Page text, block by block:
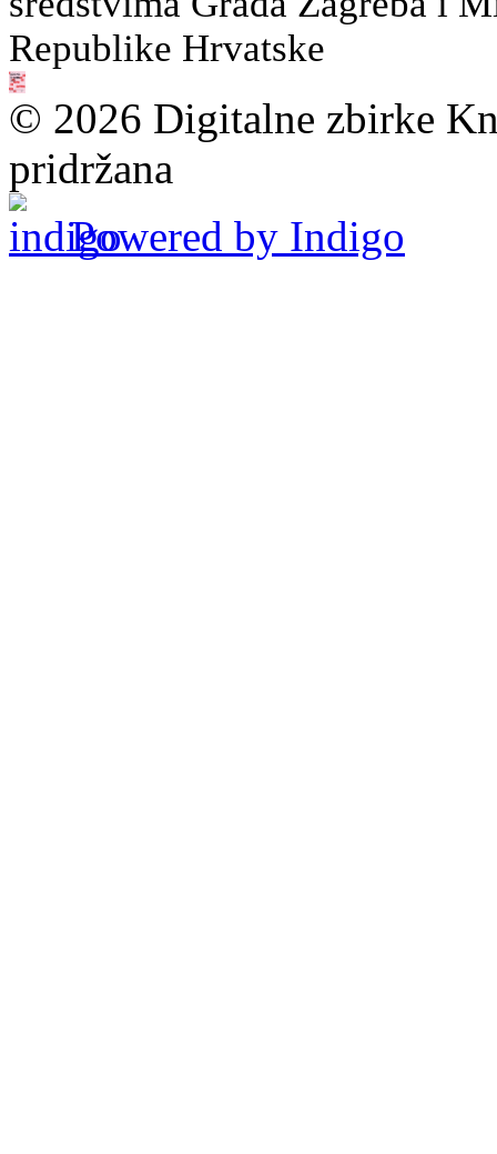
Republike Hrvatske
© 2026 Digitalne zbirke
pridržana
Powered by Indigo